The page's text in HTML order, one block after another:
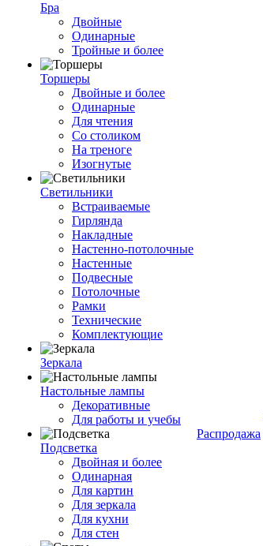
Бра
Двойные
Одинарные
Тройные и более
Торшеры
Двойные и более
Одинарные
Для чтения
Со столиком
На треноге
Изогнутые
Светильники
Встраиваемые
Гирлянда
Накладные
Настенно-потолочные
Настенные
Подвесные
Потолочные
Рамки
Технические
Комплектующие
Зеркала
Настольные лампы
Декоративные
Для работы и учебы
Подсветка
Двойная и более
Одинарная
Для картин
Для зеркала
Для кухни
Для стен
Распродажа